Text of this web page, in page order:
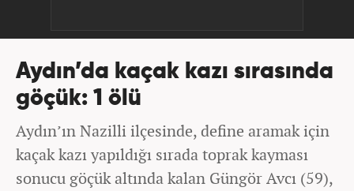
Aydın’da kaçak kazı sırasında
göçük: 1 ölü
Aydın’ın Nazilli ilçesinde, define aramak için
kaçak kazı yapıldığı sırada toprak kayması
sonucu göçük altında kalan Güngör Avcı (59),